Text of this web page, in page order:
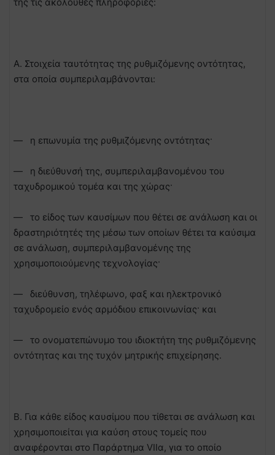
Α. Στοιχεία ταυτότητας της ρυθμιζόμενης οντότητας,
στα οποία συμπεριλαμβάνονται:
— η επωνυμία της ρυθμιζόμενης οντότητας·
— η διεύθυνσή της, συμπεριλαμβανομένου του
ταχυδρομικού τομέα και της χώρας·
— το είδος των καυσίμων που θέτει σε ανάλωση και οι
δραστηριότητές της μέσω των οποίων θέτει τα καύσιμα
σε ανάλωση, συμπεριλαμβανομένης της
χρησιμοποιούμενης τεχνολογίας·
— διεύθυνση, τηλέφωνο, φαξ και ηλεκτρονικό
ταχυδρομείο ενός αρμόδιου επικοινωνίας· και
— το ονοματεπώνυμο του ιδιοκτήτη της ρυθμιζόμενης
οντότητας και της τυχόν μητρικής επιχείρησης.
Β. Για κάθε είδος καυσίμου που τίθεται σε ανάλωση και
χρησιμοποιείται για καύση στους τομείς που
αναφέρονται στο Παράρτημα VIΙα, για το οποίο